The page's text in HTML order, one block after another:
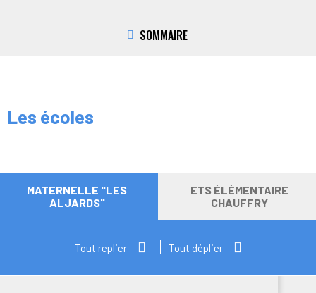
SOMMAIRE
Les écoles
MATERNELLE "LES
ALJARDS"
ETS ÉLÉMENTAIRE
CHAUFFRY
Tout replier Tout déplier